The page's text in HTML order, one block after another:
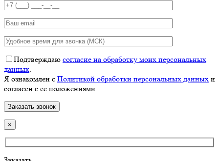
Подтверждаю согласие на обработку моих персональных
данных.
Я ознакомлен с Политикой обработки персональных данных и
согласен с ее положениями.
×